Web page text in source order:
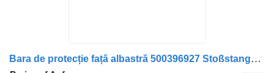
Bara de protecție față albastră 500396927 Stoßstange für IVECO 13 LKW